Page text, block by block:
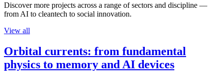
Discover more projects across a range of sectors and discipline —
from AI to cleantech to social innovation.
View all
Orbital currents: from fundamental
physics to memory and AI devices